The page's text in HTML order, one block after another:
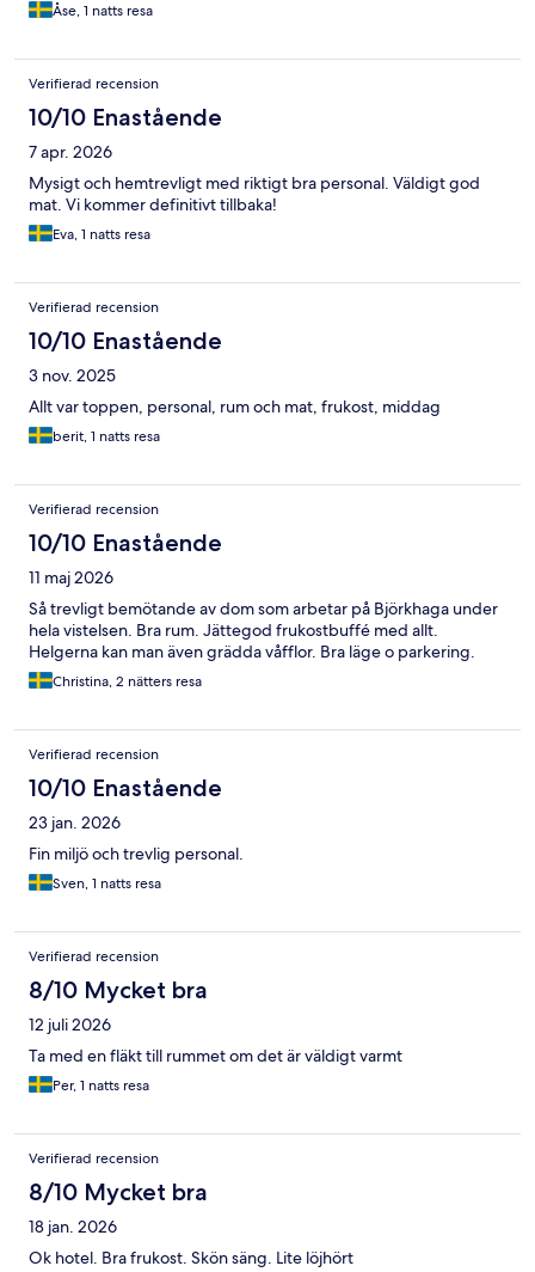
Åse, 1 natts resa
Verifierad recension
10/10 Enastående
7 apr. 2026
Mysigt och hemtrevligt med riktigt bra personal. Väldigt god
mat. Vi kommer definitivt tillbaka!
Eva, 1 natts resa
Verifierad recension
10/10 Enastående
3 nov. 2025
Allt var toppen, personal, rum och mat, frukost, middag
berit, 1 natts resa
Verifierad recension
10/10 Enastående
11 maj 2026
Så trevligt bemötande av dom som arbetar på Björkhaga under
hela vistelsen. Bra rum. Jättegod frukostbuffé med allt.
Helgerna kan man även grädda våfflor. Bra läge o parkering.
Christina, 2 nätters resa
Verifierad recension
10/10 Enastående
23 jan. 2026
Fin miljö och trevlig personal.
Sven, 1 natts resa
Verifierad recension
8/10 Mycket bra
12 juli 2026
Ta med en fläkt till rummet om det är väldigt varmt
Per, 1 natts resa
Verifierad recension
8/10 Mycket bra
18 jan. 2026
Ok hotel. Bra frukost. Skön säng. Lite löjhört